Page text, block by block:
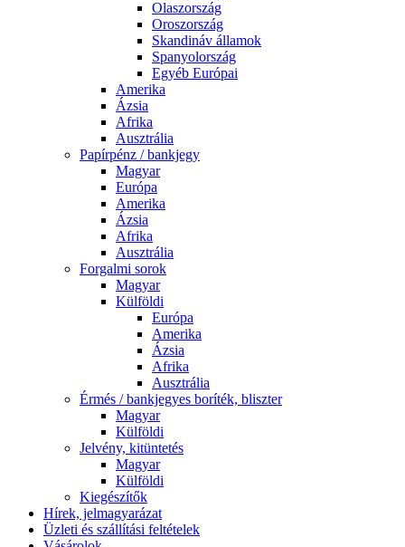
Olaszország
Oroszország
Skandináv államok
Spanyolország
Egyéb Európai
Amerika
Ázsia
Afrika
Ausztrália
Papírpénz / bankjegy
Magyar
Európa
Amerika
Ázsia
Afrika
Ausztrália
Forgalmi sorok
Magyar
Külföldi
Európa
Amerika
Ázsia
Afrika
Ausztrália
Érmés / bankjegyes boríték, bliszter
Magyar
Külföldi
Jelvény, kitüntetés
Magyar
Külföldi
Kiegészítők
Hírek, jelmagyarázat
Üzleti és szállítási feltételek